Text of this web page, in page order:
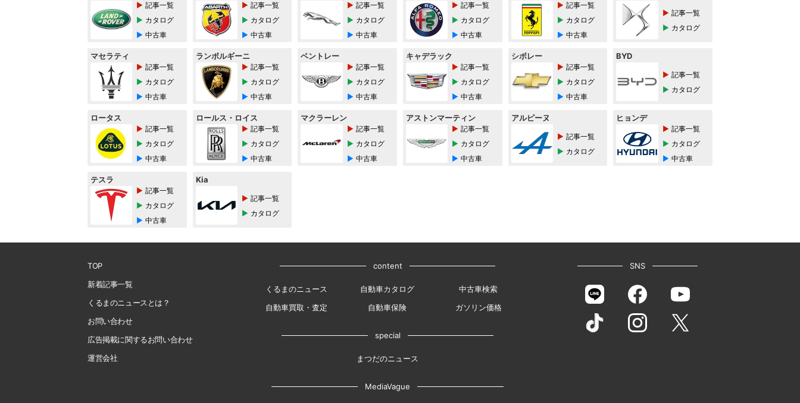
記事一覧
カタログ
中古車
記事一覧
カタログ
中古車
記事一覧
カタログ
中古車
記事一覧
カタログ
中古車
記事一覧
カタログ
中古車
記事一覧
カタログ
マセラティ
記事一覧
カタログ
中古車
ランボルギーニ
記事一覧
カタログ
中古車
ベントレー
記事一覧
カタログ
中古車
キャデラック
記事一覧
カタログ
中古車
シボレー
記事一覧
カタログ
中古車
BYD
記事一覧
カタログ
ロータス
記事一覧
カタログ
中古車
ロールス・ロイス
記事一覧
カタログ
中古車
マクラーレン
記事一覧
カタログ
中古車
アストンマーティン
記事一覧
カタログ
中古車
アルピーヌ
記事一覧
カタログ
ヒョンデ
記事一覧
カタログ
中古車
テスラ
記事一覧
カタログ
中古車
Kia
記事一覧
カタログ
TOP
新着記事一覧
くるまのニュースとは？
お問い合わせ
広告掲載に関するお問い合わせ
運営会社
content
くるまのニュース 自動車カタログ
中古車検索
自動車買取・査定
自動車保険 ガソリン価格
special
まつだのニュース
MediaVague
SNS